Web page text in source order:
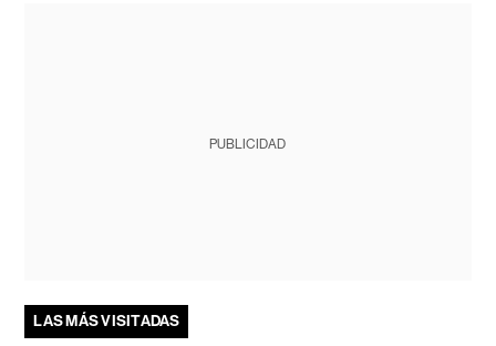
PUBLICIDAD
LAS MÁS VISITADAS